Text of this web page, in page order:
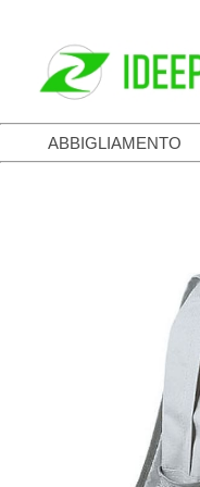
ABBIGLIAMENTO